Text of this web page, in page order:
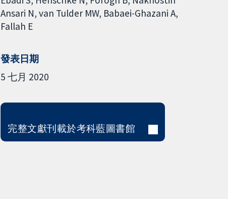
Ansari N van Tulder MW Babaei-Ghazani A
Fallah E
發表日期
5 七月 2020
完整文獻刊載於考科藍圖書館